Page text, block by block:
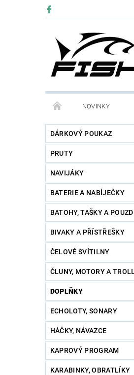
NOVINKY
DÁRKOVÝ POUKAZ
PRUTY
NAVIJÁKY
BATERIE A NABÍJEČKY
BATOHY, TAŠKY A
BIVAKY A PŘÍSTŘEŠKY
ČELOVÉ SVÍTILNY
ČLUNY, MOTORY A
DOPLŇKY
ECHOLOTY, SONARY
HÁČKY, NÁVAZCE
KAPROVÝ PROGRAM
KARABINKY, OBRATLÍKY